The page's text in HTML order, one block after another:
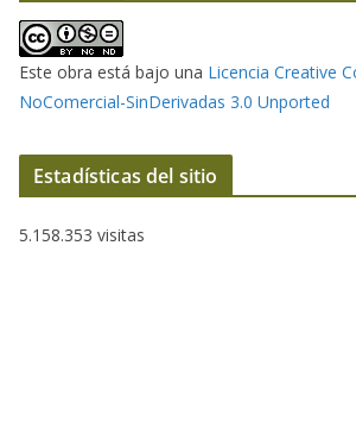
c
o
Este obra está bajo una Licencia Creative
NoComercial-SinDerivadas 3.0 Unported
Estadísticas del sitio
5.158.353 visitas